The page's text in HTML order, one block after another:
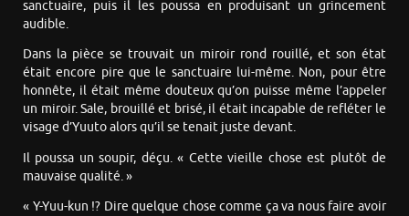
sanctuaire, puis il les poussa en produisant un grincement
audible.
Dans la pièce se trouvait un miroir rond rouillé, et son état
était encore pire que le sanctuaire lui-même. Non, pour être
honnête, il était même douteux qu’on puisse même l’appeler
un miroir. Sale, brouillé et brisé, il était incapable de refléter le
visage d’Yuuto alors qu’il se tenait juste devant.
Il poussa un soupir, déçu. « Cette vieille chose est plutôt de
mauvaise qualité. »
« Y-Yuu-kun !? Dire quelque chose comme ça va nous faire avoir